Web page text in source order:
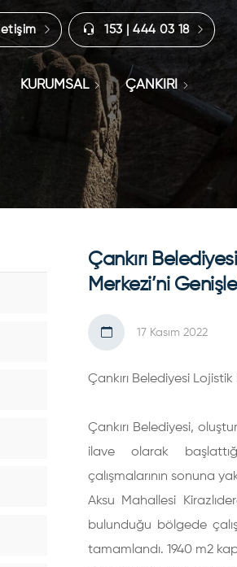
İletişim 153 | 444 03 18
KURUMSAL ÇANKIRI
Çankırı
Merkezi’ni
17 Kasım 2022
Çankırı Belediyesi
Çankırı Belediyesi,
ilave olarak
çalışmalarının sonuna
Aksu Mahallesi
bulunduğu bölgede
tamamlandı. 1940 m2